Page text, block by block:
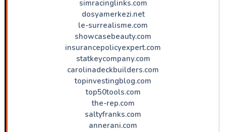
simracinglinks.com
dosyamerkezi.net
le-surrealisme.com
showcasebeauty.com
insurancepolicyexpert.com
statkeycompany.com
carolinadeckbuilders.com
topinvestingblog.com
top50tools.com
the-rep.com
saltyfranks.com
annerani.com